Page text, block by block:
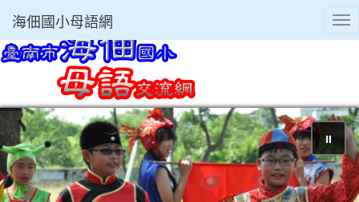
海佃國小母語網
⏸